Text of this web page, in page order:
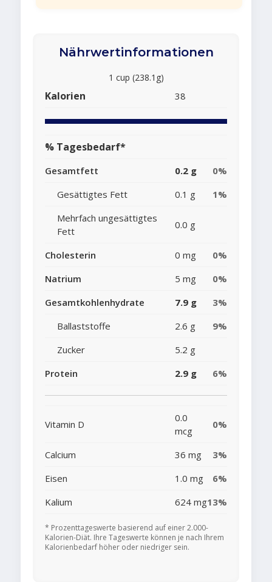
Nährwertinformationen
1 cup (238.1g)
Kalorien 38
% Tagesbedarf*
Gesamtfett 0.2 g
0%
Gesättigtes Fett
0.1 g
1%
Mehrfach ungesättigtes
Fett
0.0 g
Cholesterin 0 mg
0%
Natrium
5 mg
0%
Gesamtkohlenhydrate
7.9 g
3%
Ballaststoffe
2.6 g
9%
Zucker
5.2 g
Protein
2.9 g 6%
Vitamin D
0.0
mcg
0%
Calcium 36 mg
3%
Eisen
1.0 mg
6%
Kalium
624 mg13%
* Prozenttageswerte basierend auf einer 2.000-
Kalorien-Diät. Ihre Tageswerte können je nach Ihrem
Kalorienbedarf höher oder niedriger sein.